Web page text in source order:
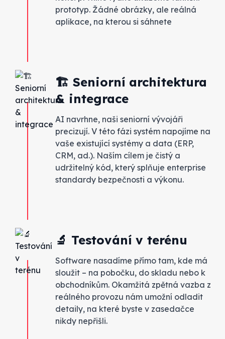
prototyp. Žádné obrázky, ale reálná
aplikace, na kterou si sáhnete
🏗️ Seniorní architektura
& integrace
AI navrhne, naši seniorní vývojáři
precizují. V této fázi systém napojíme na
vaše existující systémy a data (ERP,
CRM, ad.). Naším cílem je čistý a
udržitelný kód, který splňuje enterprise
standardy bezpečnosti a výkonu.
🔬 Testování v terénu
Software nasadíme přímo tam, kde má
sloužit – na pobočku, do skladu nebo k
obchodníkům. Okamžitá zpětná vazba z
reálného provozu nám umožní odladit
detaily, na které byste v zasedačce
nikdy nepřišli.